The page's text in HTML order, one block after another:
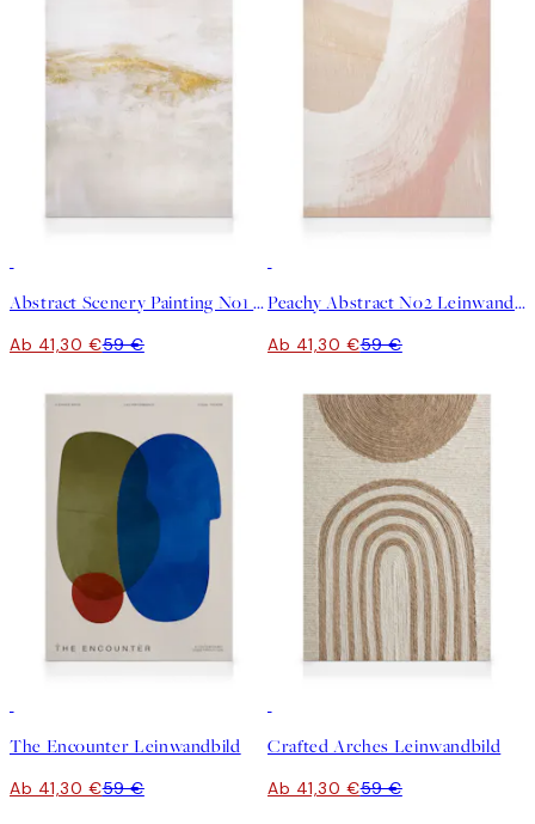
Abstract Scenery Painting No1 Leinwandbild
Ab 41,30 €59 €
Peachy Abstract No2 Leinwandbild
Ab 41,30 €59 €
The Encounter Leinwandbild
Ab 41,30 €59 €
Crafted Arches Leinwandbild
Ab 41,30 €59 €